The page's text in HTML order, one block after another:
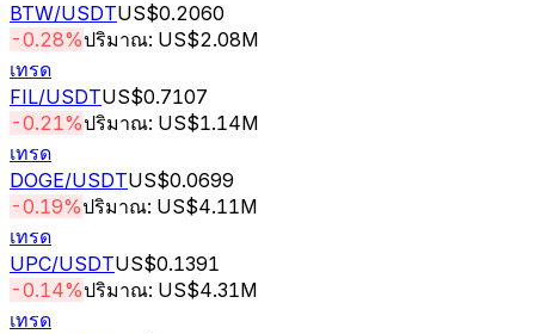
BTW/USDTUS$0.2060
-0.28%ปริมาณ: US$2.08M
เทรด
FIL/USDTUS$0.7107
-0.21%ปริมาณ: US$1.14M
เทรด
DOGE/USDTUS$0.0699
-0.19%ปริมาณ: US$4.11M
เทรด
UPC/USDTUS$0.1391
-0.14%ปริมาณ: US$4.31M
เทรด